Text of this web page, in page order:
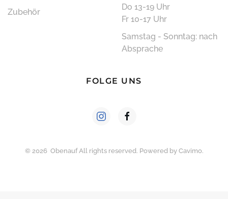
Zubehör
Do 13-19 Uhr
Fr 10-17 Uhr
Samstag - Sonntag: nach
Absprache
FOLGE UNS
© 2026 Obenauf All rights reserved. Powered by Cavimo.